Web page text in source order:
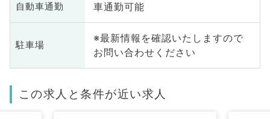
自動車通勤 車通勤可能
駐車場
※最新情報を確認いたしますので
お問い合わせください
この求人と条件が近い求人